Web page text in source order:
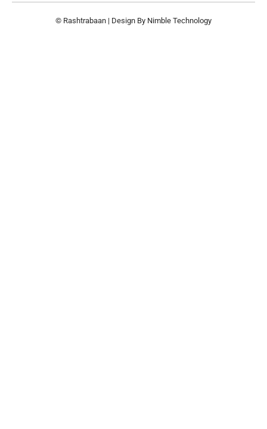
© Rashtrabaan | Design By Nimble Technology